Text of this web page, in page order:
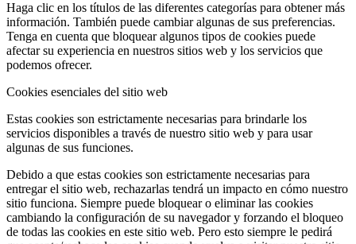
Haga clic en los títulos de las diferentes categorías para obtener más
información. También puede cambiar algunas de sus preferencias.
Tenga en cuenta que bloquear algunos tipos de cookies puede
afectar su experiencia en nuestros sitios web y los servicios que
podemos ofrecer.
Cookies esenciales del sitio web
Estas cookies son estrictamente necesarias para brindarle los
servicios disponibles a través de nuestro sitio web y para usar
algunas de sus funciones.
Debido a que estas cookies son estrictamente necesarias para
entregar el sitio web, rechazarlas tendrá un impacto en cómo nuestro
sitio funciona. Siempre puede bloquear o eliminar las cookies
cambiando la configuración de su navegador y forzando el bloqueo
de todas las cookies en este sitio web. Pero esto siempre le pedirá